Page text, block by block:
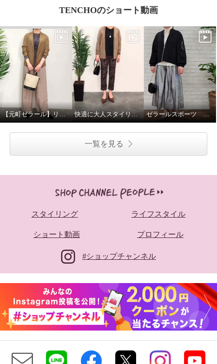
TENCHOのショート動画
【元町ゼラール】リネン混ライトジャケット 快適に大人スタイリングが叶います
一覧を見る
スタイリング ライフスタイル
ショート動画 プロフィール
#ショップチャンネル